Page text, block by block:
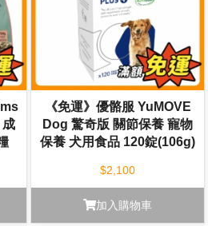
成
《免運》優骼服 YuMOVE
Dog 驚奇版 關節保養 寵物
保養 犬用食品 120錠(106g)
$2,100
加入購物車